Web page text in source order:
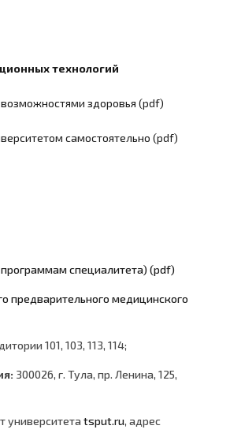
технологий
здоровья (pdf)
самостоятельно (pdf)
специалитета) (pdf)
предварительного медицинского
101, 103, 113, 114;
300026, г. Тула, пр. Ленина, 125,
университета tsput.ru, адрес